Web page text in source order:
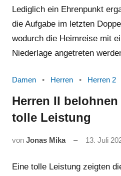
Lediglich ein Ehrenpunkt
die Aufgabe im letzten
wodurch die Heimreise mit
Niederlage angetreten
Damen Herren Herren 2
Herren II
tolle Leistung
von Jonas Mika 13. Juli
Eine tolle Leistung zeigten